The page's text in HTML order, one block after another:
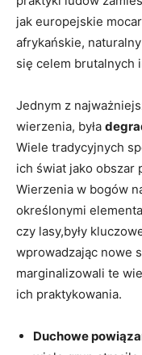
jak europejskie
afrykańskie,
się celem brutalnych
Jednym z
wierzenia, była
Wiele tradycyjnych
ich świat jako obszar
Wierzenia w bogów
określonymi
czy lasy,były
wprowadzając nowe
marginalizowali te
ich praktykowania.
Duchowe